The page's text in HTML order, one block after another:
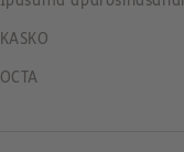
KASKO
OCTA